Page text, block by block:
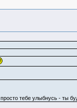
тебе улыбнусь - ты